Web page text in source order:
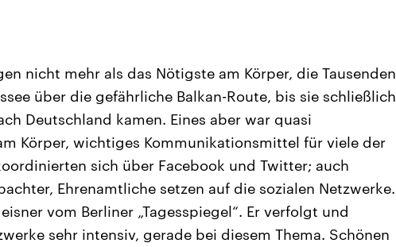
nicht mehr als das Nötigste am Körper, die Tausenden
über die gefährliche Balkan-Route, bis sie schließlich
Deutschland kamen. Eines aber war quasi
Körper, wichtiges Kommunikationsmittel für viele der
sich über Facebook und Twitter; auch
Ehrenamtliche setzen auf die sozialen Netzwerke.
vom Berliner „Tagesspiegel“. Er verfolgt und
sehr intensiv, gerade bei diesem Thema. Schönen